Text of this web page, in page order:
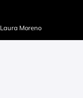
Laura Moreno